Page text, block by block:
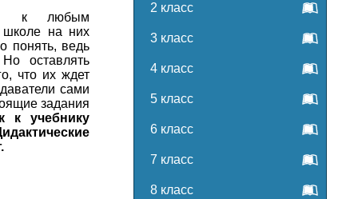
к любым
школе на них
понять, ведь
оставлять
что их ждет
сами
задания
к учебнику
2 класс
3 класс
4 класс
5 класс
6 класс
7 класс
8 класс